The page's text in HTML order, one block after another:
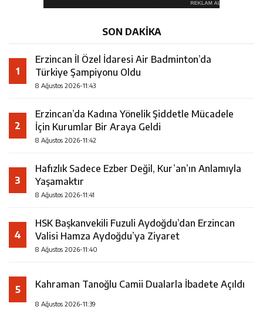
SON DAKİKA
1
Erzincan İl Özel İdaresi Air Badminton’da
Türkiye Şampiyonu Oldu
8 Ağustos 2026-11:43
2
Erzincan’da Kadına Yönelik Şiddetle Mücadele
İçin Kurumlar Bir Araya Geldi
8 Ağustos 2026-11:42
3
Hafızlık Sadece Ezber Değil, Kur’an’ın Anlamıyla
Yaşamaktır
8 Ağustos 2026-11:41
4
HSK Başkanvekili Fuzuli Aydoğdu’dan Erzincan
Valisi Hamza Aydoğdu’ya Ziyaret
8 Ağustos 2026-11:40
5 Kahraman Tanoğlu Camii Dualarla İbadete Açıldı
8 Ağustos 2026-11:39